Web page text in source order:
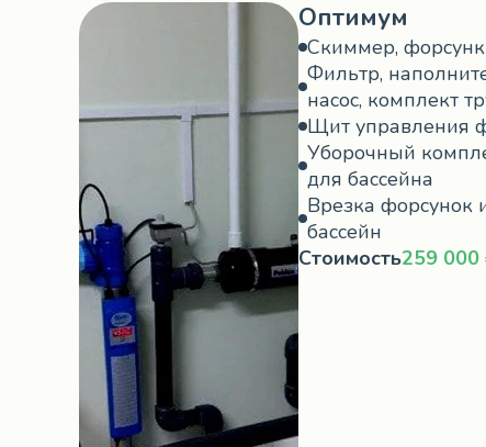
Оптимум
Скиммер,
Фильтр,
насос, комплект
Щит управления
Уборочный
для бассейна
Врезка форсунок
бассейн
Стоимость259 000